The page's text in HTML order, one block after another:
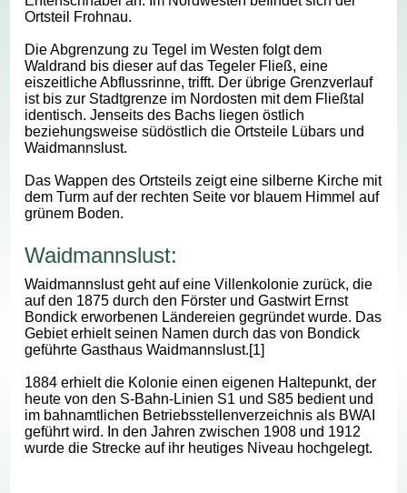
Ortsteil Frohnau.
Die Abgrenzung zu Tegel im Westen folgt dem
Waldrand bis dieser auf das Tegeler Fließ, eine
eiszeitliche Abflussrinne, trifft. Der übrige Grenzverlauf
ist bis zur Stadtgrenze im Nordosten mit dem Fließtal
identisch. Jenseits des Bachs liegen östlich
beziehungsweise südöstlich die Ortsteile Lübars und
Waidmannslust.
Das Wappen des Ortsteils zeigt eine silberne Kirche mit
dem Turm auf der rechten Seite vor blauem Himmel auf
grünem Boden.
Waidmannslust:
Waidmannslust geht auf eine Villenkolonie zurück, die
auf den 1875 durch den Förster und Gastwirt Ernst
Bondick erworbenen Ländereien gegründet wurde. Das
Gebiet erhielt seinen Namen durch das von Bondick
geführte Gasthaus Waidmannslust.[1]
1884 erhielt die Kolonie einen eigenen Haltepunkt, der
heute von den S-Bahn-Linien S1 und S85 bedient und
im bahnamtlichen Betriebsstellenverzeichnis als BWAI
geführt wird. In den Jahren zwischen 1908 und 1912
wurde die Strecke auf ihr heutiges Niveau hochgelegt.